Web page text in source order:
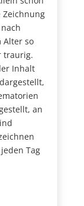
Alter so
traurig.
Inhalt
an
Tag